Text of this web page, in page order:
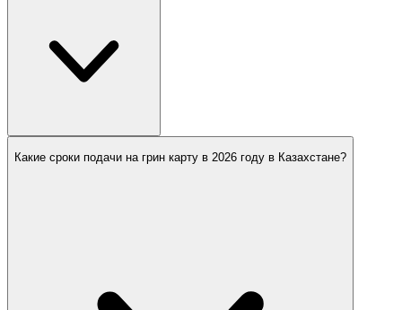
Какие сроки подачи на грин карту в 2026 году в Казахстане?